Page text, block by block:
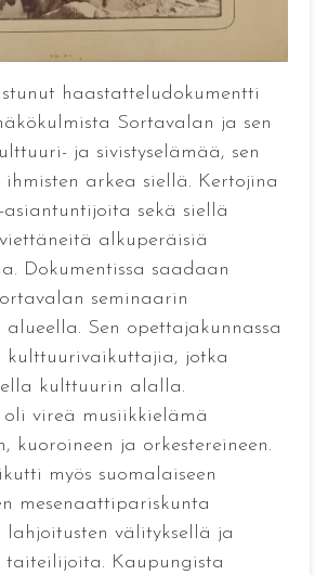
haastatteludokumentti
Sortavalan ja sen
ja sivistyselämää, sen
arkea siellä. Kertojina
sekä siellä
alkuperäisiä
Dokumentissa saadaan
seminaarin
alueella. Sen opettajakunnassa
kulttuurivaikuttajia, jotka
kulttuurin alalla.
oli vireä musiikkielämä
kuoroineen ja orkestereineen.
myös suomalaiseen
mesenaattipariskunta
välityksellä ja
Kaupungista